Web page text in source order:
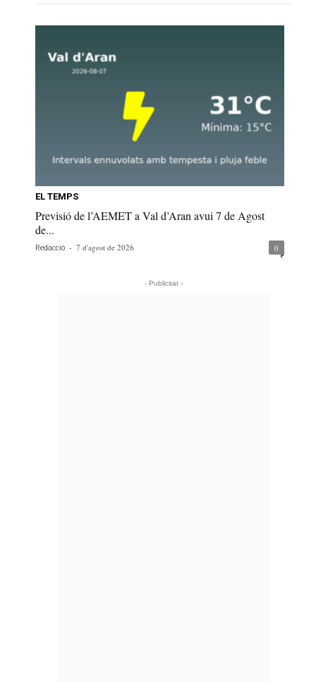
EL TEMPS
Previsió de l’AEMET a Val d’Aran avui 7 de Agost
de...
Redacció - 7 d'agost de 2026 0
- Publicitat -